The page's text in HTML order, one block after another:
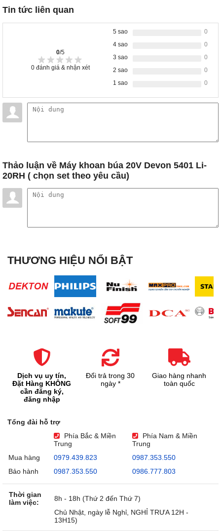
Tin tức liên quan
0/5
0 đánh giá & nhận xét
5 sao
0
4 sao
0
3 sao
0
2 sao
0
1 sao
0
Thảo luận về Máy khoan búa 20V Devon 5401 Li-
20RH ( chọn set theo yêu cầu)
THƯƠNG HIỆU NỔI BẬT
Dịch vụ uy tín,
Đặt Hàng KHÔNG
cần đăng ký,
đăng nhập
Đổi trả trong 30
ngày *
Giao hàng nhanh
toàn quốc
Tổng đài hỗ trợ
Phía Bắc & Miền
Trung
Phía Nam & Miền
Trung
Mua hàng
0979.439.823
0987.353.550
Bảo hành
0987.353.550 0986.777.803
Thời gian
làm việc:
8h - 18h (Thứ 2 đến Thứ 7)
Chủ Nhật, ngày lễ Nghỉ, NGHỈ TRƯA 12H -
13H15)